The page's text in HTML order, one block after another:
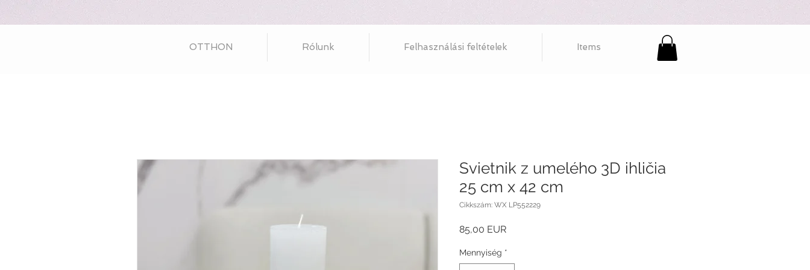
OTTHON Rólunk Felhasználási feltételek Items
Svietnik z umelého 3D ihličia
25 cm x 42 cm
Cikkszám: WX LP552229
85,00 EURÁr
Mennyiség *